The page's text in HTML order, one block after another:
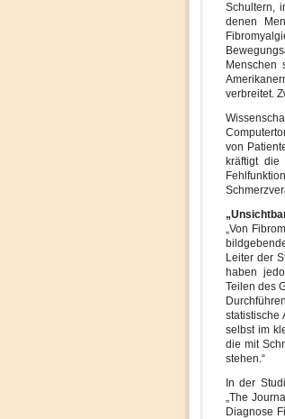
Schultern,
denen
verbreitet.
von
kräftigt
„Von
Leiter der
haben
Teilen des
statistische
selbst im
die mit
stehen.“
In der
„The
Diagnose